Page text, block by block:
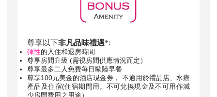
尊享以下非凡品味禮遇*:
彈性的入住和退房時間
尊享房間升級 (需視房間供應情況而定）
尊享最多二人免費每日歐陸早餐
尊享100元美金的酒店現金券， 不適用於禮品店、水療
產品及住宿(住宿期間用。不可兌換現金及不可用作減
少房間費用之用途）